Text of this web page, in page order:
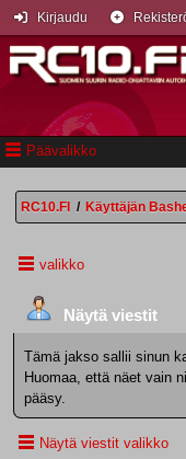
Päävalikko
Kirjaudu
RC10.FI / Käyttäjän
valikko
Näytä viestit
Tämä jakso sallii sinun
Huomaa, että näet vain
pääsy.
Näytä viestit valikko